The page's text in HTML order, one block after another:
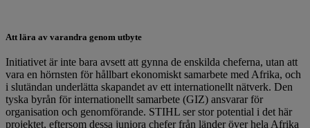
Att lära av varandra genom utbyte
Initiativet är inte bara avsett att gynna de enskilda cheferna, utan att
vara en hörnsten för hållbart ekonomiskt samarbete med Afrika, och
i slutändan underlätta skapandet av ett internationellt nätverk. Den
tyska byrån för internationellt samarbete (GIZ) ansvarar för
organisation och genomförande. STIHL ser stor potential i det här
projektet, eftersom dessa juniora chefer från länder över hela Afrika